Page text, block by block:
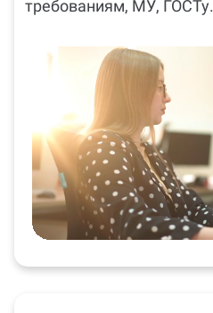
требованиям, МУ, ГОСТу.